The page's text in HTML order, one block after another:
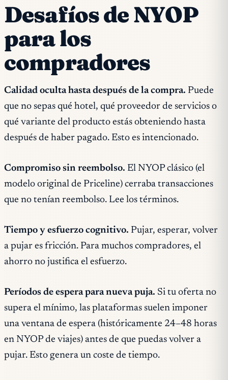
Desafíos de NYOP
para los
compradores
Calidad oculta hasta después de la compra. Puede
que no sepas qué hotel, qué proveedor de servicios o
qué variante del producto estás obteniendo hasta
después de haber pagado. Esto es intencionado.
Compromiso sin reembolso. El NYOP clásico (el
modelo original de Priceline) cerraba transacciones
que no tenían reembolso. Lee los términos.
Tiempo y esfuerzo cognitivo. Pujar, esperar, volver
a pujar es fricción. Para muchos compradores, el
ahorro no justifica el esfuerzo.
Períodos de espera para nueva puja. Si tu oferta no
supera el mínimo, las plataformas suelen imponer
una ventana de espera (históricamente 24–48 horas
en NYOP de viajes) antes de que puedas volver a
pujar. Esto genera un coste de tiempo.